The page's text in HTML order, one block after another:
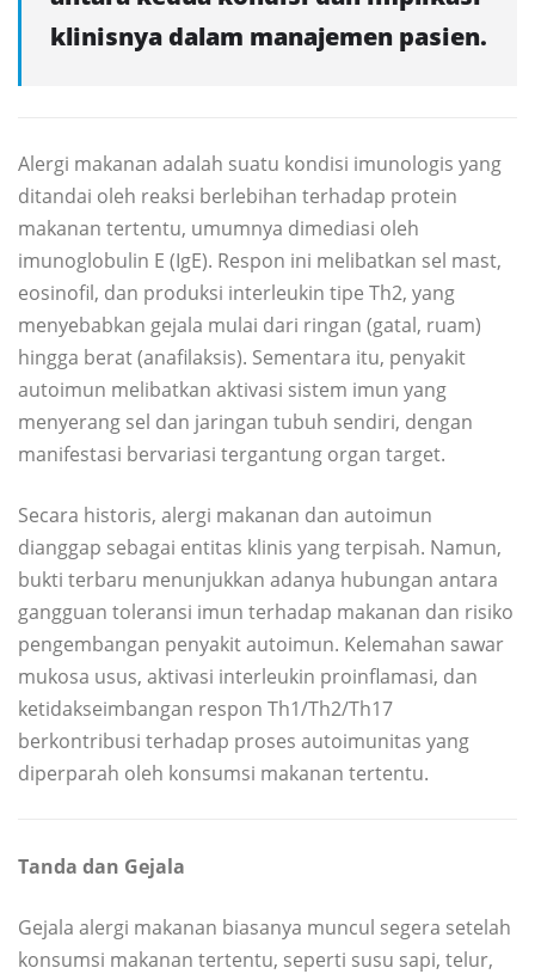
klinisnya dalam manajemen pasien.
Alergi makanan adalah suatu kondisi imunologis yang
ditandai oleh reaksi berlebihan terhadap protein
makanan tertentu, umumnya dimediasi oleh
imunoglobulin E (IgE). Respon ini melibatkan sel mast,
eosinofil, dan produksi interleukin tipe Th2, yang
menyebabkan gejala mulai dari ringan (gatal, ruam)
hingga berat (anafilaksis). Sementara itu, penyakit
autoimun melibatkan aktivasi sistem imun yang
menyerang sel dan jaringan tubuh sendiri, dengan
manifestasi bervariasi tergantung organ target.
Secara historis, alergi makanan dan autoimun
dianggap sebagai entitas klinis yang terpisah. Namun,
bukti terbaru menunjukkan adanya hubungan antara
gangguan toleransi imun terhadap makanan dan risiko
pengembangan penyakit autoimun. Kelemahan sawar
mukosa usus, aktivasi interleukin proinflamasi, dan
ketidakseimbangan respon Th1/Th2/Th17
berkontribusi terhadap proses autoimunitas yang
diperparah oleh konsumsi makanan tertentu.
Tanda dan Gejala
Gejala alergi makanan biasanya muncul segera setelah
konsumsi makanan tertentu, seperti susu sapi, telur,